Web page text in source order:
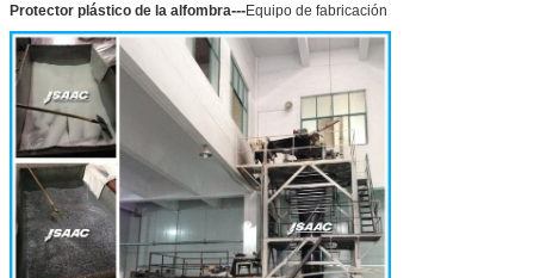
Protector plástico de la alfombra---Equipo de fabricación